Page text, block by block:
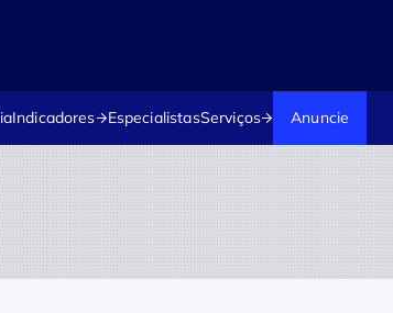
Indicadores EspecialistasServiços Anuncie